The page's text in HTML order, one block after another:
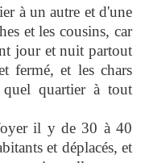
à un autre et d'une
et les cousins, car
jour et nuit partout
fermé, et les chars
quartier à tout
il y de 30 à 40
et déplacés, et